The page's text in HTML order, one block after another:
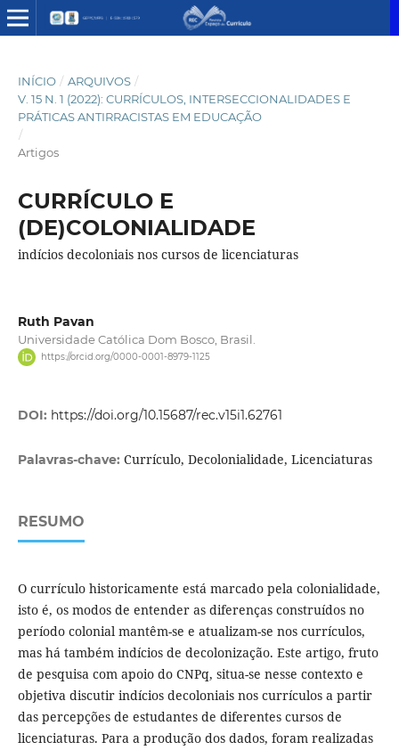
INÍCIO / ARQUIVOS /
V. 15 N. 1 (2022): CURRÍCULOS, INTERSECCIONALIDADES E
PRÁTICAS ANTIRRACISTAS EM EDUCAÇÃO
/
Artigos
CURRÍCULO E
(DE)COLONIALIDADE
indícios decoloniais nos cursos de licenciaturas
Ruth Pavan
Universidade Católica Dom Bosco, Brasil.
https://orcid.org/0000-0001-8979-1125
DOI: https://doi.org/10.15687/rec.v15i1.62761
Palavras-chave: Currículo, Decolonialidade, Licenciaturas
RESUMO
O currículo historicamente está marcado pela colonialidade,
isto é, os modos de entender as diferenças construídos no
período colonial mantêm-se e atualizam-se nos currículos,
mas há também indícios de decolonização. Este artigo, fruto
de pesquisa com apoio do CNPq, situa-se nesse contexto e
objetiva discutir indícios decoloniais nos currículos a partir
das percepções de estudantes de diferentes cursos de
licenciaturas. Para a produção dos dados, foram realizadas